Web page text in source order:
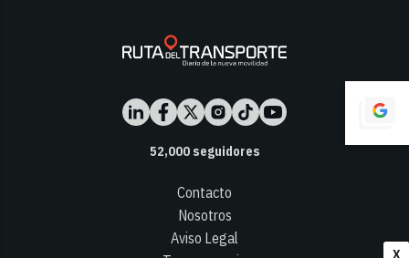
X
52,000seguidores
Contacto
Nosotros
Aviso Legal